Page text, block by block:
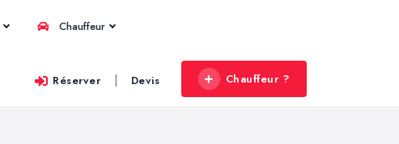
Chauffeur
Réserver | Devis Chauffeur ?